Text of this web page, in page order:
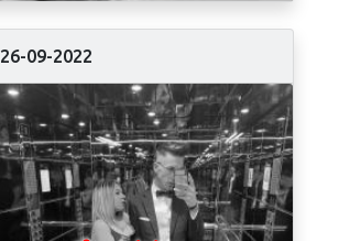
26-09-2022